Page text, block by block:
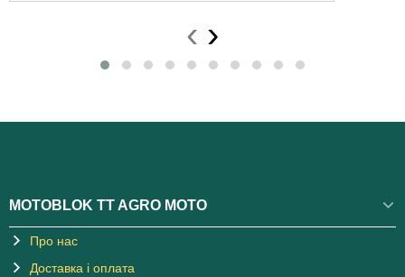
‹ ›
MOTOBLOK TT AGRO MOTO
Про нас
Доставка і оплата